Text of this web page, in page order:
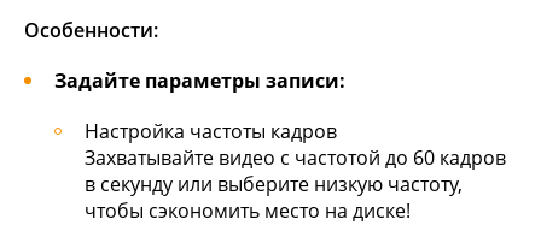
Особенности:
Задайте параметры записи:
Настройка частоты кадров
Захватывайте видео с частотой до 60 кадров
в секунду или выберите низкую частоту,
чтобы сэкономить место на диске!